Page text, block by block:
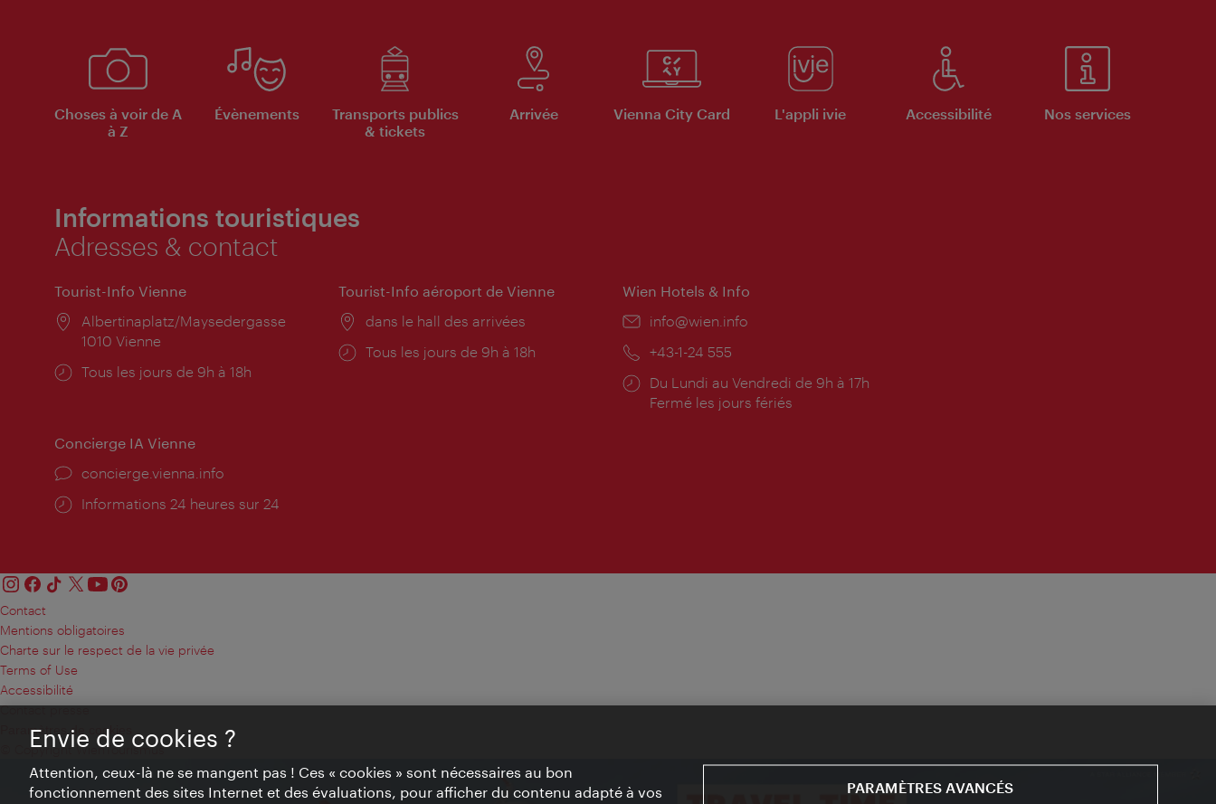
Choses à voir de A
à Z
Évènements
Transports publics
& tickets
Arrivée Vienna City Card L'appli ivie Accessibilité Nos services
Informations touristiques
Adresses & contact
Tourist-Info Vienne
Lieu:
Albertinaplatz/Maysedergasse
1010 Vienne
Horaires
Tous les jours de 9h à 18h
Tourist-Info aéroport de Vienne
Lieu:
dans le hall des arrivées
Horaires
Tous les jours de 9h à 18h
Wien Hotels & Info
E-
info@wien.info
Téléphone:
+43-1-24 555
Horaires
d'ouverture:
Du Lundi au Vendredi de 9h à 17h
Fermé les jours fériés
Concierge IA Vienne
Ort:
concierge.vienna.info
Öffnungszeiten:
Informations 24 heures sur 24
Contact
Mentions obligatoires
Charte sur le respect de la vie privée
Terms of Use
Accessibilité
Contact presse
Paramètres de cookies
© Copyright WienTourismus
Envie de cookies ?
Attention, ceux-là ne se mangent pas ! Ces « cookies » sont nécessaires au bon
fonctionnement des sites Internet et des évaluations, pour afficher du contenu adapté à vos
PARAMÈTRES AVANCÉS